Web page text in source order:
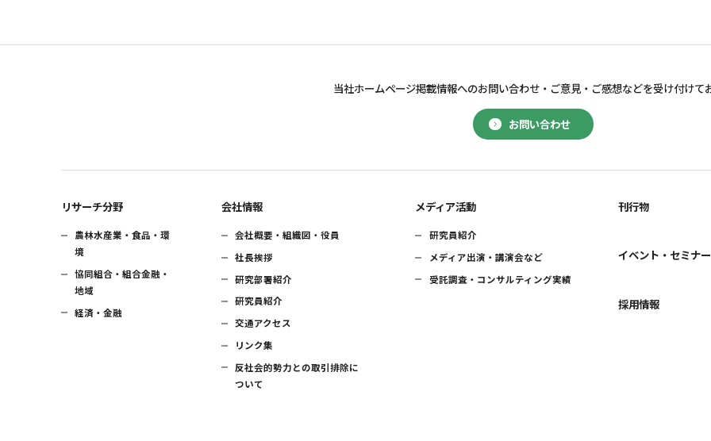
お問い合わせ
当社ホームページ掲載情報へのお問い合わせ・ ご意見・ご感想などを受け付けて
リサーチ分野
農林水産業・食品・環
境
協同組合・組合金融・
地域
経済・金融
会社情報
会社概要・組織図・役員
社長挨拶
研究部署紹介
研究員紹介
交通アクセス
リンク集
反社会的勢力との取引排除に
ついて
メディア活動
研究員紹介
メディア出演・講演会など
受託調査・コンサルティング実績
刊行物
イベント・セミナー
採用情報